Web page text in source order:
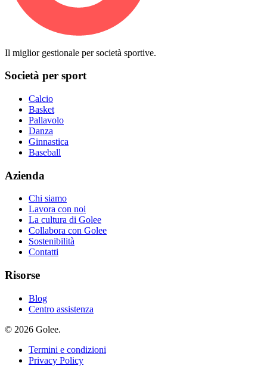
Il miglior gestionale per società sportive.
Società per sport
Calcio
Basket
Pallavolo
Danza
Ginnastica
Baseball
Azienda
Chi siamo
Lavora con noi
La cultura di Golee
Collabora con Golee
Sostenibilità
Contatti
Risorse
Blog
Centro assistenza
© 2026 Golee.
Termini e condizioni
Privacy Policy